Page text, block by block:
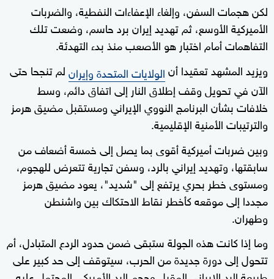
لكن هجمات السفن، وإلغاء الإعفاءات النفطية، والضربات
الأميركية الأوسع، ثم تهديد إيران برد حاسم، وضعت تلك
التفاهمات أمام اختبار هو الأصعب منذ بدء التهدئة.
ويزيد المشهد تعقيدا أنالولايات المتحدة وإيرانلم تنجحا حتى
الآن في تحويل وقف إطلاق النار إلى اتفاق دائم، وسط
خلافات بشأن البرنامج النووي الإيراني ومستقبل مضيق هرمز
والترتيبات الأمنية الإقليمية.
وبين ضربات أميركية أقوى بما يصل إلى خمسة أضعاف من
سابقتها، وتهديد إيراني بالرد، وسفن تجارية تتعرض للهجوم،
ومستوى خطر بحري يرتفع إلى "شديد"، يعود مضيق هرمز
مجددا إلى موقعه كأخطر نقاط الاحتكاك بين واشنطن
وطهران.
وما إذا كانت هذه الجولة ستبقى ضمن حدود الردع المتبادل، أم
تتحول إلى دورة جديدة من الحرب، سيتوقف إلى حد كبير على